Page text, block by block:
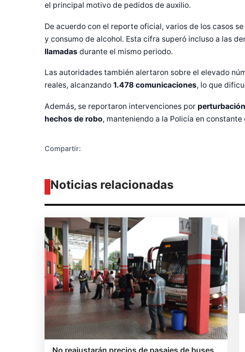
el principal motivo de pedidos de auxilio.
De acuerdo con el reporte oficial, varios de los casos
y consumo de alcohol. Esta cifra superó incluso a las
llamadas durante el mismo periodo.
Las autoridades también alertaron sobre el elevado
reales, alcanzando 1.478 comunicaciones, lo que
Además, se reportaron intervenciones por
hechos de robo, manteniendo a la Policía en
Compartir:
Diseñado por Shiro
Noticias relacionadas
No reajustarán precios de pasajes de buses